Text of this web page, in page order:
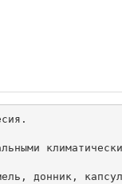
донник,